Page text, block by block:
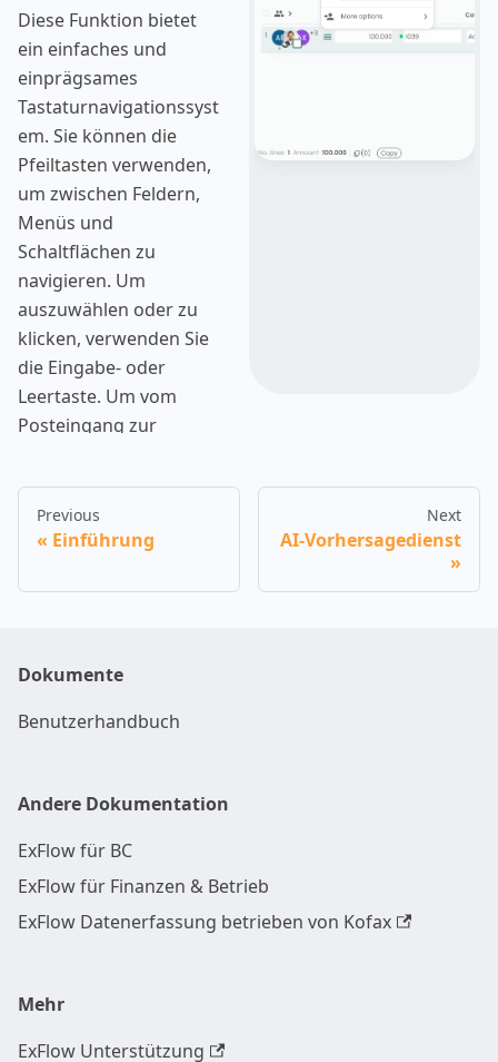
Spalten immer
sichtbar sein sollen.
Diese Funktion bietet
ein einfaches und
einprägsames
Tastaturnavigationssyst
em. Sie können die
Pfeiltasten verwenden,
um zwischen Feldern,
Menüs und
Schaltflächen zu
navigieren. Um
auszuwählen oder zu
klicken, verwenden Sie
die Eingabe- oder
Leertaste. Um vom
Posteingang zur
wechseln, verwenden
Sie Alt+Nummer. Um ein
Menü zu öffnen,
STRG+Leertaste.
Previous
Einführung
Next
AI-Vorhersagedienst
Dokumente
Benutzerhandbuch
Andere Dokumentation
ExFlow für BC
ExFlow für Finanzen & Betrieb
ExFlow Datenerfassung betrieben von Kofax
Mehr
ExFlow Unterstützung